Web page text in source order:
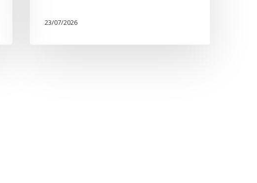
23/07/2026